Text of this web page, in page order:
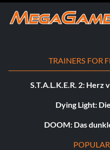
TRAINERS FOR
S.T.A.L.K.E.R. 2:
Dying Light:
DOOM: Das